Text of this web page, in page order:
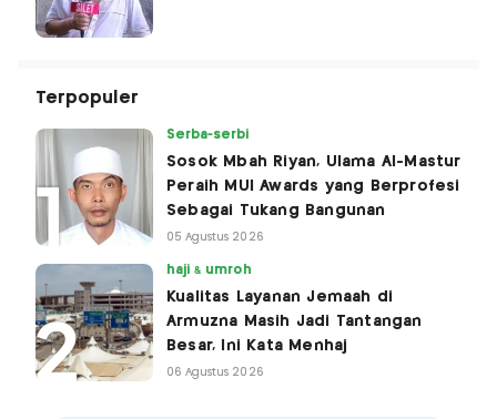
Terpopuler
Serba-serbi
Sosok Mbah Riyan, Ulama Al-Mastur
Peraih MUI Awards yang Berprofesi
Sebagai Tukang Bangunan
05 Agustus 2026
haji & umroh
Kualitas Layanan Jemaah di
Armuzna Masih Jadi Tantangan
Besar, Ini Kata Menhaj
06 Agustus 2026